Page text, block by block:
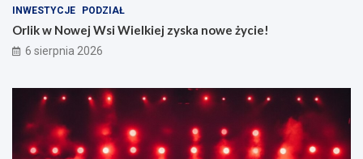
INWESTYCJE PODZIAŁ
Orlik w Nowej Wsi Wielkiej zyska nowe życie!
6 sierpnia 2026